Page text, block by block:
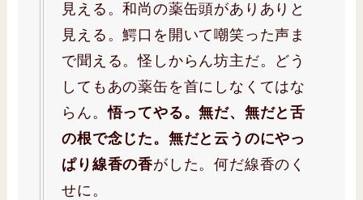
見える。和尚の薬缶頭がありありと
見える。鰐口を開いて嘲笑った声ま
で聞える。怪しからん坊主だ。どう
してもあの薬缶を首にしなくてはな
らん。悟ってやる。無だ、無だと舌
の根で念じた。無だと云うのにやっ
ぱり線香の香がした。何だ線香のく
せに。